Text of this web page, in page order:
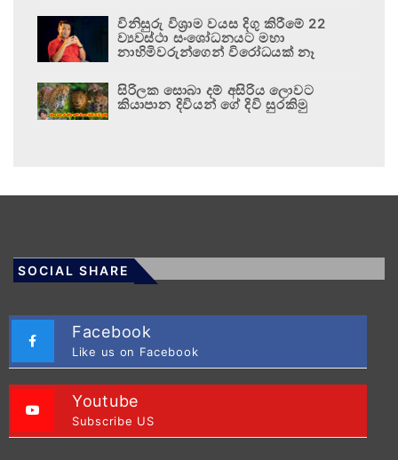
විනිසුරු විශ්‍රාම වයස දිගු කිරීමේ 22
ව්‍යවස්ථා සංශෝධනයට මහා
නාහිමිවරුන්ගෙන් විරෝධයක් නෑ
සිරිලක සොබා දම් අසිරිය ලොවට
කියාපාන දිවියන් ගේ දිවි සුරකිමු
SOCIAL SHARE
Facebook
Like us on Facebook
Youtube
Subscribe US